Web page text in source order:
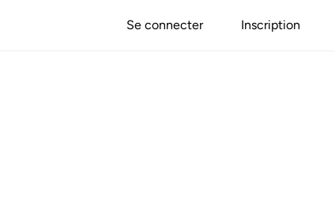
Se connecter Inscription